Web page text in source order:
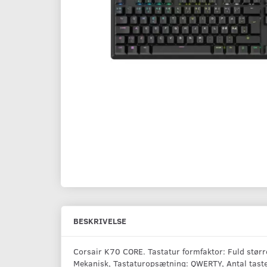
BESKRIVELSE
Corsair K70 CORE. Tastatur formfaktor: Fuld
Mekanisk, Tastaturopsætning: QWERTY, Antal